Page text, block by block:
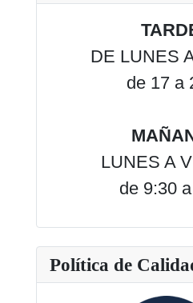
DE LUNES
de 17 a
LUNES A
de 9:30
Política de